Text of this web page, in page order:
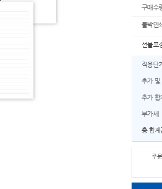
구매수
불박인
선물포
적용단
추가 및
추가 합
부가세
총 합계
주